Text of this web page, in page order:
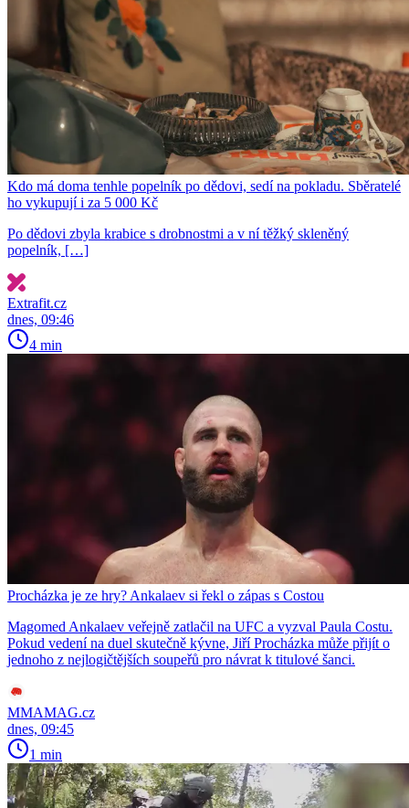
Kdo má doma tenhle popelník po dědovi, sedí na pokladu. Sběratelé
ho vykupují i za 5 000 Kč
Po dědovi zbyla krabice s drobnostmi a v ní těžký skleněný
popelník, […]
Extrafit.cz
dnes, 09:46
4 min
Procházka je ze hry? Ankalaev si řekl o zápas s Costou
Magomed Ankalaev veřejně zatlačil na UFC a vyzval Paula Costu.
Pokud vedení na duel skutečně kývne, Jiří Procházka může přijít o
jednoho z nejlogičtějších soupeřů pro návrat k titulové šanci.
MMAMAG.cz
dnes, 09:45
1 min